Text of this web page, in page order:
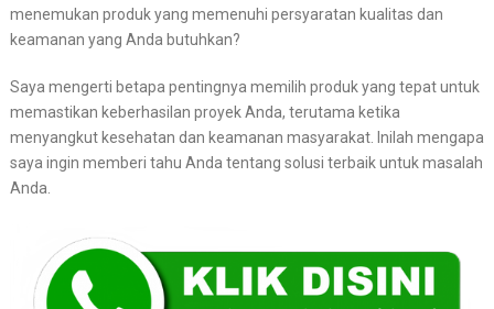
menemukan produk yang memenuhi persyaratan kualitas dan
keamanan yang Anda butuhkan?
Saya mengerti betapa pentingnya memilih produk yang tepat untuk
memastikan keberhasilan proyek Anda, terutama ketika
menyangkut kesehatan dan keamanan masyarakat. Inilah mengapa
saya ingin memberi tahu Anda tentang solusi terbaik untuk masalah
Anda.